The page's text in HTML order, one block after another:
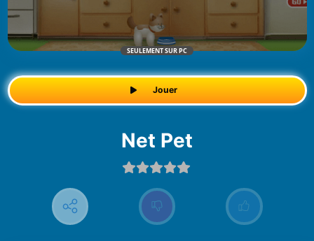
SEULEMENT SUR PC
Jouer
Net Pet